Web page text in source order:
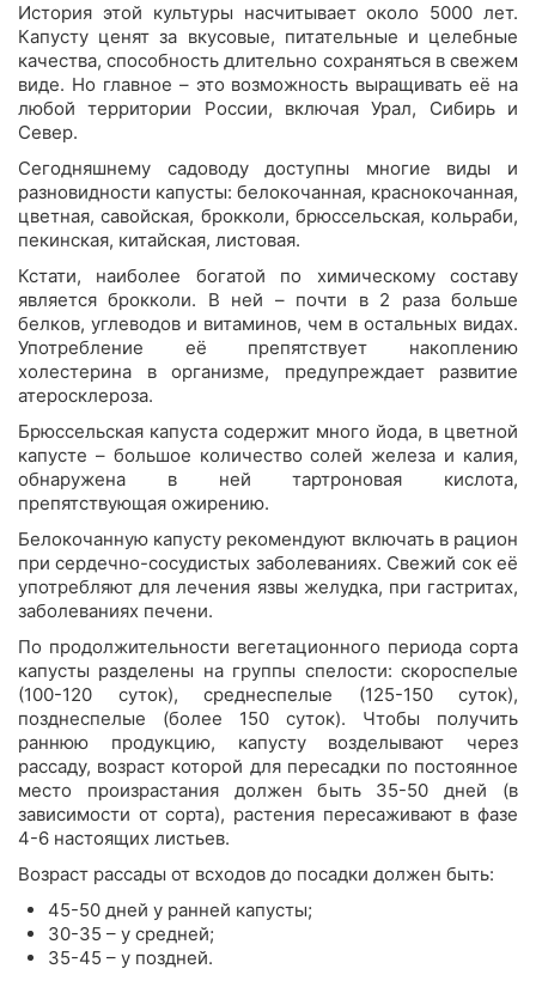
История этой культуры насчитывает около 5000 лет.
Капусту ценят за вкусовые, питательные и целебные
качества, способность длительно сохраняться в свежем
виде. Но главное – это возможность выращивать её на
любой территории России, включая Урал, Сибирь и
Север.
Сегодняшнему садоводу доступны многие виды и
разновидности капусты: белокочанная, краснокочанная,
цветная, савойская, брокколи, брюссельская, кольраби,
пекинская, китайская, листовая.
Кстати, наиболее богатой по химическому составу
является брокколи. В ней – почти в 2 раза больше
белков, углеводов и витаминов, чем в остальных видах.
Употребление её препятствует накоплению
холестерина в организме, предупреждает развитие
атеросклероза.
Брюссельская капуста содержит много йода, в цветной
капусте – большое количество солей железа и калия,
обнаружена в ней тартроновая кислота,
препятствующая ожирению.
Белокочанную капусту рекомендуют включать в рацион
при сердечно-сосудистых заболеваниях. Свежий сок её
употребляют для лечения язвы желудка, при гастритах,
заболеваниях печени.
По продолжительности вегетационного периода сорта
капусты разделены на группы спелости: скороспелые
(100-120 суток), среднеспелые (125-150 суток),
позднеспелые (более 150 суток). Чтобы получить
раннюю продукцию, капусту возделывают через
рассаду, возраст которой для пересадки по постоянное
место произрастания должен быть 35-50 дней (в
зависимости от сорта), растения пересаживают в фазе
4-6 настоящих листьев.
Возраст рассады от всходов до посадки должен быть:
45-50 дней у ранней капусты;
30-35 – у средней;
35-45 – у поздней.